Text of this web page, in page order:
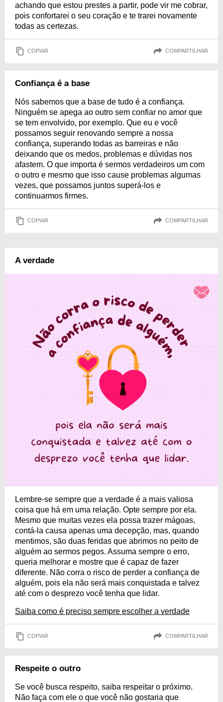
achando que estou prestes a partir, pode vir me cobrar,
pois confortarei o seu coração e te trarei novamente
todas as certezas.
COPIAR COMPARTILHAR
Confiança é a base
Nós sabemos que a base de tudo é a confiança.
Ninguém se apega ao outro sem confiar no amor que
se tem envolvido, por exemplo. Que eu e você
possamos seguir renovando sempre a nossa
confiança, superando todas as barreiras e não
deixando que os medos, problemas e dúvidas nos
afastem. O que importa é sermos verdadeiros um com
o outro e mesmo que isso cause problemas algumas
vezes, que possamos juntos superá-los e
continuarmos firmes.
COPIAR COMPARTILHAR
A verdade
Lembre-se sempre que a verdade é a mais valiosa
coisa que há em uma relação. Opte sempre por ela.
Mesmo que muitas vezes ela possa trazer mágoas,
contá-la causa apenas uma decepção, mas, quando
mentimos, são duas feridas que abrimos no peito de
alguém ao sermos pegos. Assuma sempre o erro,
queria melhorar e mostre que é capaz de fazer
diferente. Não corra o risco de perder a confiança de
alguém, pois ela não será mais conquistada e talvez
até com o desprezo você tenha que lidar.
Saiba como é preciso sempre escolher a verdade
COPIAR COMPARTILHAR
Respeite o outro
Se você busca respeito, saiba respeitar o próximo.
Não faça com ele o que você não gostaria que